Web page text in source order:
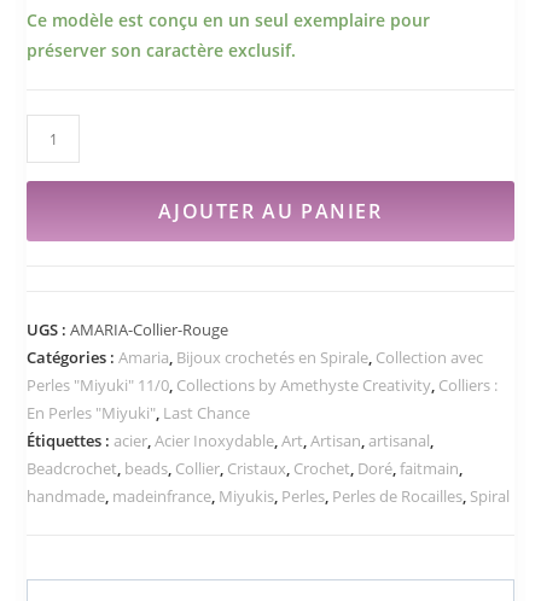
Ce modèle est conçu en un seul exemplaire pour
préserver son caractère exclusif.
AJOUTER AU PANIER
UGS :AMARIA-Collier-Rouge
Catégories :Amaria, Bijoux crochetés en Spirale, Collection avec
Perles "Miyuki" 11/0, Collections by Amethyste Creativity, Colliers :
En Perles "Miyuki", Last Chance
Étiquettes :acier,Acier Inoxydable,Art,Artisan,artisanal,
Beadcrochet, beads, Collier, Cristaux, Crochet, Doré,faitmain,
handmade, madeinfrance, Miyukis, Perles, Perles de Rocailles, Spiral